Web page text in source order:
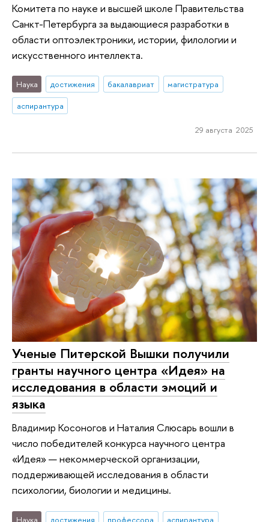
Комитета по науке и высшей школе Правительства
Санкт-Петербурга за выдающиеся разработки в
области оптоэлектроники, истории, филологии и
искусственного интеллекта.
Наука достижения бакалавриат
магистратура
аспирантура
29 августа 2025
Ученые Питерской Вышки получили
гранты научного центра «Идея» на
исследования в области эмоций и
языка
Владимир Косоногов и Наталия Слюсарь вошли в
число победителей конкурса научного центра
«Идея» — некоммерческой организации,
поддерживающей исследования в области
психологии, биологии и медицины.
Наука достижения профессора аспирантура